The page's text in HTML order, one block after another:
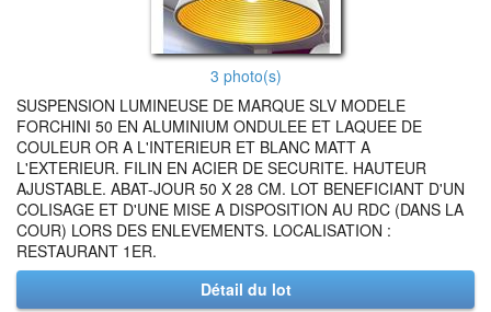
3 photo(s)
SUSPENSION LUMINEUSE DE MARQUE SLV MODELE
FORCHINI 50 EN ALUMINIUM ONDULEE ET LAQUEE DE
COULEUR OR A L'INTERIEUR ET BLANC MATT A
L'EXTERIEUR. FILIN EN ACIER DE SECURITE. HAUTEUR
AJUSTABLE. ABAT-JOUR 50 X 28 CM. LOT BENEFICIANT D'UN
COLISAGE ET D'UNE MISE A DISPOSITION AU RDC (DANS LA
COUR) LORS DES ENLEVEMENTS. LOCALISATION :
RESTAURANT 1ER.
Détail du lot